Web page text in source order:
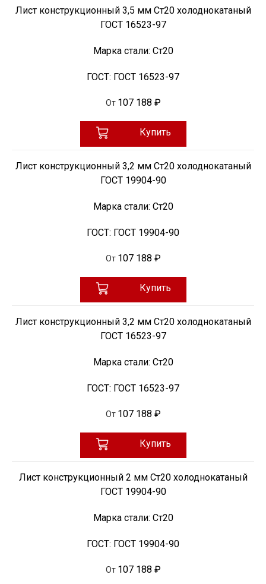
Лист конструкционный 3,5 мм Ст20 холоднокатаный
ГОСТ 16523-97
Марка стали: Ст20
ГОСТ: ГОСТ 16523-97
От 107 188 ₽
Купить
Лист конструкционный 3,2 мм Ст20 холоднокатаный
ГОСТ 19904-90
Марка стали: Ст20
ГОСТ: ГОСТ 19904-90
От 107 188 ₽
Купить
Лист конструкционный 3,2 мм Ст20 холоднокатаный
ГОСТ 16523-97
Марка стали: Ст20
ГОСТ: ГОСТ 16523-97
От 107 188 ₽
Купить
Лист конструкционный 2 мм Ст20 холоднокатаный
ГОСТ 19904-90
Марка стали: Ст20
ГОСТ: ГОСТ 19904-90
От 107 188 ₽